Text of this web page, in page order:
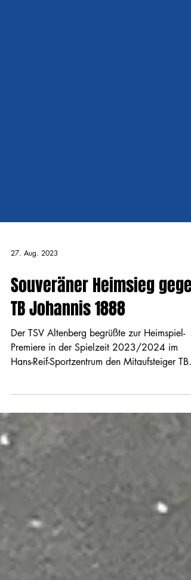
27. Aug. 2023
Souveräner Heimsieg gegen
TB Johannis 1888
Hans-Reif-Sportzentrum den Mitaufsteiger TB
Johannis 1888...